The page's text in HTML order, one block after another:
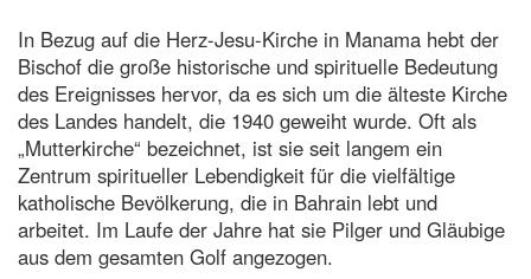
In Bezug auf die Herz-Jesu-Kirche in Manama hebt der
Bischof die große historische und spirituelle Bedeutung
des Ereignisses hervor, da es sich um die älteste Kirche
des Landes handelt, die 1940 geweiht wurde. Oft als
„Mutterkirche“ bezeichnet, ist sie seit langem ein
Zentrum spiritueller Lebendigkeit für die vielfältige
katholische Bevölkerung, die in Bahrain lebt und
arbeitet. Im Laufe der Jahre hat sie Pilger und Gläubige
aus dem gesamten Golf angezogen.